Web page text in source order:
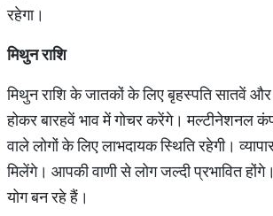
रहेगा।
मिथुन राशि
मिथुन राशि के जातकों के लिए बृहस्पति सातवें
होकर बारहवें भाव में गोचर करेंगे। मल्टीनेशनल
वाले लोगों के लिए लाभदायक स्थिति रहेगी।
मिलेंगे। आपकी वाणी से लोग जल्दी प्रभावित
योग बन रहे हैं।